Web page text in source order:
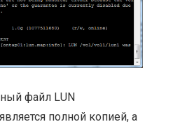
файл LUN
полной копией, а